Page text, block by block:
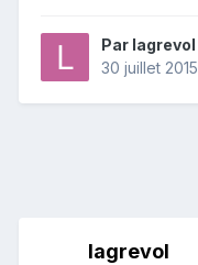
Par lagrevol
30 juillet 2015
lagrevol